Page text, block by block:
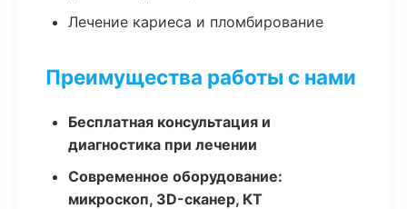
Лечение кариеса и пломбирование
Преимущества работы с нами
Бесплатная консультация и
диагностика при лечении
Современное оборудование:
микроскоп, 3D-сканер, КТ